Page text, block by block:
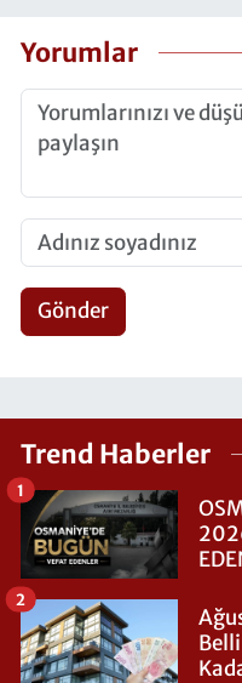
Yorumlar
Gönder
Trend Haberler
1
2